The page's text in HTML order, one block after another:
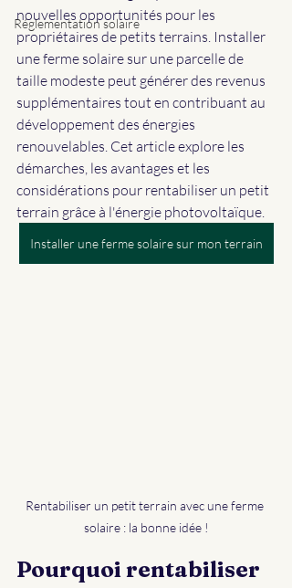
Réglementation solaire
nouvelles opportunités pour les
propriétaires de petits terrains. Installer
une ferme solaire sur une parcelle de
taille modeste peut générer des revenus
supplémentaires tout en contribuant au
développement des énergies
renouvelables. Cet article explore les
démarches, les avantages et les
considérations pour rentabiliser un petit
terrain grâce à l'énergie photovoltaïque.
Installer une ferme solaire sur mon terrain
Rentabiliser un petit terrain avec une ferme
solaire : la bonne idée !
Pourquoi rentabiliser